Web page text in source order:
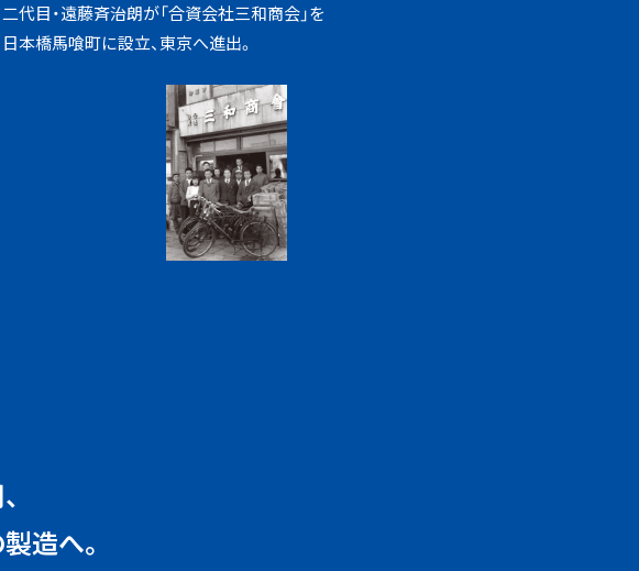
二代目・遠藤斉治朗が「合資会社三和商会」を
日本橋馬喰町に設立、東京へ進出。
造へ。